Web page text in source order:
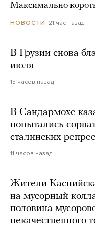
Максимально
НОВОСТИ 21 час назад
В Грузии снова
июля
15 часов назад
В Сандармохе
попытались
сталинских
11 часов назад
Жители
на мусорный
половина
некачественного